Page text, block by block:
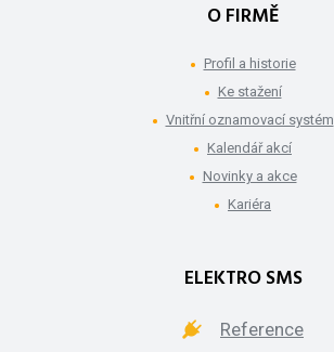
O FIRMĚ
Profil a historie
Ke stažení
Vnitřní oznamovací systém
Kalendář akcí
Novinky a akce
Kariéra
ELEKTRO SMS
Reference